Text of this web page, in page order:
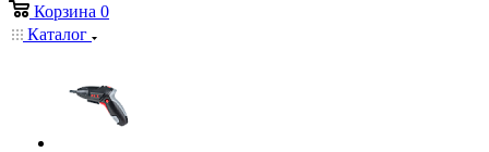
Корзина 0
Каталог